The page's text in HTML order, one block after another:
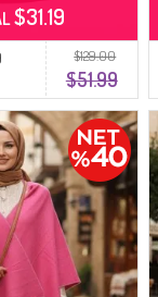
$129.00
$51.99
$31.19